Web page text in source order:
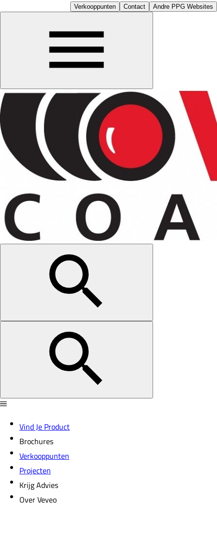
Verkooppunten Contact Andre PPG Websites
Vind Je Product
Brochures
Verkooppunten
Projecten
Krijg Advies
Over Veveo